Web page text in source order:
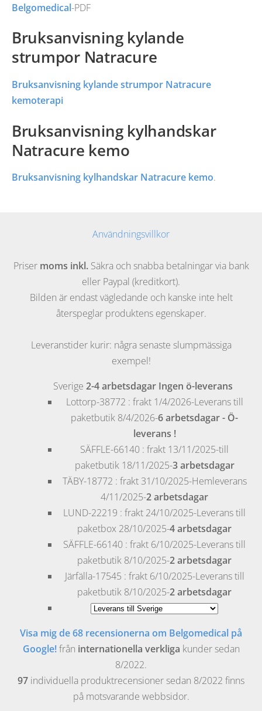
Belgomedical-PDF
Bruksanvisning kylande
strumpor Natracure
Bruksanvisning kylande strumpor Natracure
kemoterapi
Bruksanvisning kylhandskar
Natracure kemo
Bruksanvisning kylhandskar Natracure kemo.
Användningsvillkor
Priser moms inkl.Säkra och snabba betalningar via bank
eller Paypal (kreditkort).
Bilden är endast vägledande och kanske inte helt
återspeglar produktens egenskaper.
Leveranstider kurir: några senaste slumpmässiga
exempel!
Sverige 2-4 arbetsdagarIngen ö-leverans
Lottorp-38772 : frakt 1/4/2026-Leverans till
paketbutik 8/4/2026-6 arbetsdagar- Ö-
leverans !
SÄFFLE-66140 : frakt 13/11/2025-till
paketbutik 18/11/2025-3 arbetsdagar
TÄBY-18772 : frakt 31/10/2025-Hemleverans
4/11/2025-2 arbetsdagar
LUND-22219 : frakt 24/10/2025-Leverans till
paketbox 28/10/2025-4 arbetsdagar
SÄFFLE-66140 : frakt 6/10/2025-Leverans till
paketbutik 8/10/2025-2 arbetsdagar
Järfälla-17545 : frakt 6/10/2025-Leverans till
paketbutik 8/10/2025-2 arbetsdagar
Visa mig de 68 recensionerna om Belgomedical på
Google!från internationella verkliga kunder sedan
8/2022.
97 individuella produktrecensioner sedan 8/2022 finns
på motsvarande webbsidor.